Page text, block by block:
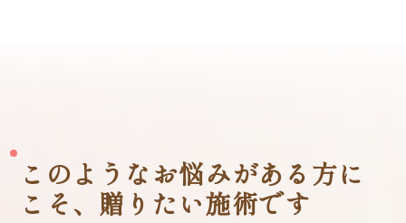
このようなお悩みがある方に
こそ、贈りたい施術です